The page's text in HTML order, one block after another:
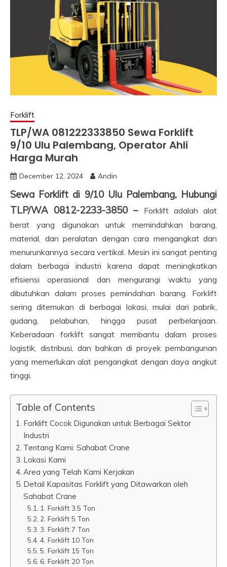
Forklift
TLP/WA 081222333850 Sewa Forklift
9/10 Ulu Palembang, Operator Ahli
Harga Murah
December 12, 2024 Andin
Sewa Forklift di 9/10 Ulu Palembang, Hubungi
TLP/WA 0812-2233-3850 – Forklift adalah alat
berat yang digunakan untuk memindahkan barang,
material, dan peralatan dengan cara mengangkat dan
menurunkannya secara vertikal. Mesin ini sangat penting
dalam berbagai industri karena dapat meningkatkan
efisiensi operasional dan mengurangi waktu yang
dibutuhkan dalam proses pemindahan barang. Forklift
sering ditemukan di berbagai lokasi, mulai dari pabrik,
gudang, pelabuhan, hingga pusat perbelanjaan.
Keberadaan forklift sangat membantu dalam proses
logistik, distribusi, dan bahkan di proyek pembangunan
yang memerlukan alat pengangkat dengan daya angkut
tinggi.
Table of Contents
Forklift Cocok Digunakan untuk Berbagai Sektor
Industri
Tentang Kami: Sahabat Crane
Lokasi Kami
Area yang Telah Kami Kerjakan
Detail Kapasitas Forklift yang Ditawarkan oleh
Sahabat Crane
1. Forklift 3.5 Ton
2. Forklift 5 Ton
3. Forklift 7 Ton
4. Forklift 10 Ton
5. Forklift 15 Ton
6. Forklift 20 Ton